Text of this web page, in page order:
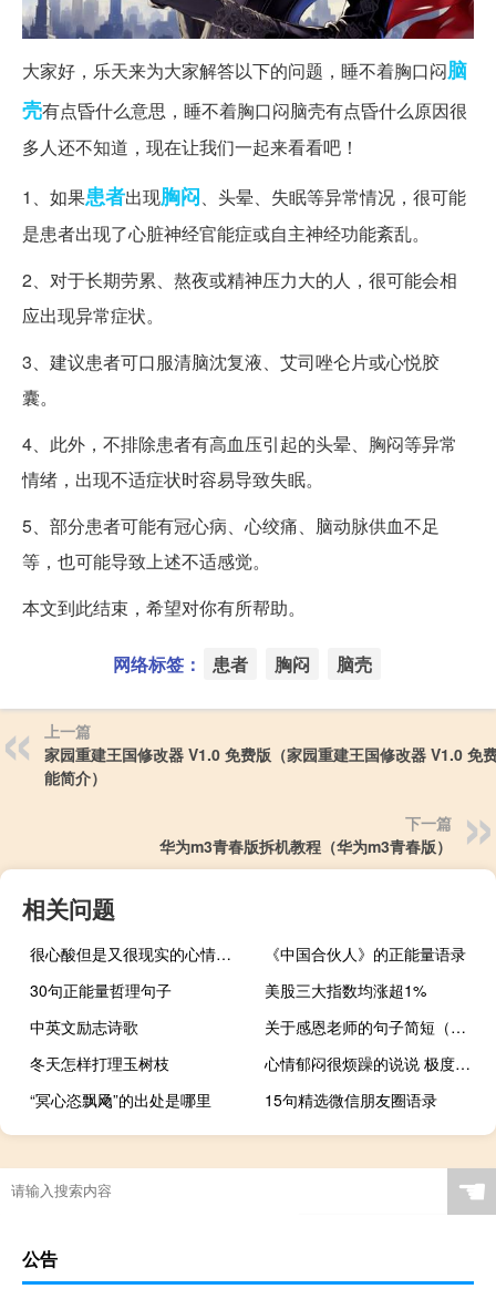
大家好，乐天来为大家解答以下的问题，睡不着胸口闷脑
壳有点昏什么意思，睡不着胸口闷脑壳有点昏什么原因很
多人还不知道，现在让我们一起来看看吧！
1、如果患者出现胸闷、头晕、失眠等异常情况，很可能
是患者出现了心脏神经官能症或自主神经功能紊乱。
2、对于长期劳累、熬夜或精神压力大的人，很可能会相
应出现异常症状。
3、建议患者可口服清脑沈复液、艾司唑仑片或心悦胶
囊。
4、此外，不排除患者有高血压引起的头晕、胸闷等异常
情绪，出现不适症状时容易导致失眠。
5、部分患者可能有冠心病、心绞痛、脑动脉供血不足
等，也可能导致上述不适感觉。
本文到此结束，希望对你有所帮助。
网络标签： 患者 胸闷 脑壳
上一篇
家园重建王国修改器 V1.0 免费版（家园重建王国修改器 V1.0 免
能简介）
下一篇
华为m3青春版拆机教程（华为m3青春版）
相关问题
很心酸但是又很现实的心情说说 人的一生都有一些说不出的秘密
《中国合伙人》的正能量语录
30句正能量哲理句子
美股三大指数均涨超1%
中英文励志诗歌
关于感恩老师的句子简短（关于感恩老师的句子）
冬天怎样打理玉树枝
心情郁闷很烦躁的说说 极度不开心的微信说说
“冥心恣飘飏”的出处是哪里
15句精选微信朋友圈语录
☚
公告